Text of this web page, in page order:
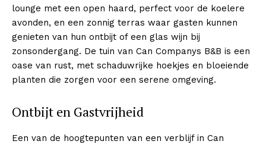
lounge met een open haard, perfect voor de koelere
avonden, en een zonnig terras waar gasten kunnen
genieten van hun ontbijt of een glas wijn bij
zonsondergang. De tuin van Can Companys B&B is een
oase van rust, met schaduwrijke hoekjes en bloeiende
planten die zorgen voor een serene omgeving.
Ontbijt en Gastvrijheid
Een van de hoogtepunten van een verblijf in Can